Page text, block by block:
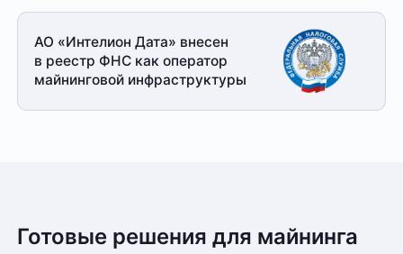
АО «Интелион Дата» внесен
в реестр ФНС как оператор
майнинговой инфраструктуры
Готовые решения для майнинга